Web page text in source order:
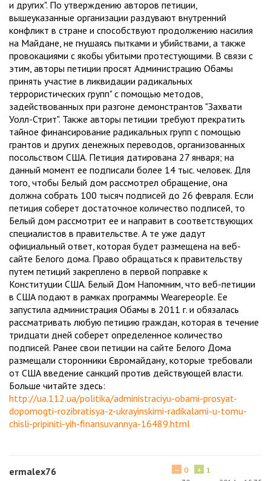
и других". По утверждению авторов петиции,
вышеуказанные организации раздувают внутренний
конфликт в стране и способствуют продолжению насилия
на Майдане, не гнушаясь пытками и убийствами, а также
провокациями с якобы убитыми протестующими. В связи с
этим, авторы петиции просят Администрацию Обамы
принять участие в ликвидации радикальных
террористических групп" с помощью методов,
задействованных при разгоне демонстрантов "Захвати
Уолл-Стрит". Также авторы петиции требуют прекратить
тайное финансирование радикальных групп с помощью
грантов и других денежных переводов, организованных
посольством США. Петиция датирована 27 января; на
данный момент ее подписали более 14 тыс. человек. Для
того, чтобы Белый дом рассмотрел обращение, она
должна собрать 100 тысяч подписей до 26 февраля. Если
петиция соберет достаточное количество подписей, то
Белый дом рассмотрит ее и направит в соответствующих
специалистов в правительстве. А те уже дадут
официальный ответ, которая будет размещена на веб-
сайте Белого дома. Право обращаться к правительству
путем петиций закреплено в первой поправке к
Конституции США. Белый Дом Напомним, что веб-петиции
в США подают в рамках программы Wearepeople. Ее
запустила администрация Обамы в 2011 г. и обязалась
рассматривать любую петицию граждан, которая в течение
тридцати дней соберет определенное количество
подписей. Ранее свои петиции на сайте Белого Дома
размещали сторонники Євромайдану, которые требовали
от США введение санкций против действующей власти.
Больше читайте здесь:
http://ua.112.ua/politika/administraciyu-obami-prosyat-
dopomogti-rozibratisya-z-ukrayinskimi-radikalami-u-tomu-
chisli-pripiniti-yih-finansuvannya-16489.html
ermalex76 + 1
− 0